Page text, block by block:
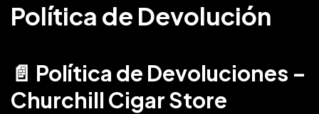
Política de Devolución
📄 Política de Devoluciones –
Churchill Cigar Store